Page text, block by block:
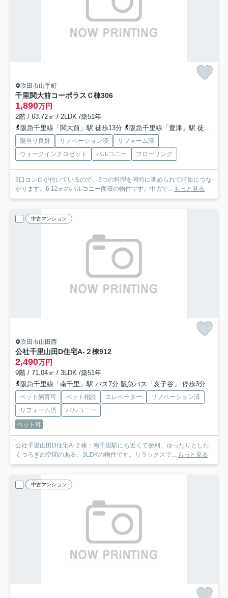
吹田市山手町
千里関大前コーポラスＣ棟306
1,890万円
2階 / 63.72㎡ / 2LDK /築51年
阪急千里線「関大前」駅 徒歩13分
阪急千里線「豊津」駅 徒歩15分
陽当り良好 リノベーション済
リフォーム済
ウォークインクロゼット
バルコニー フローリング
3口コンロが付いているので、3つの料理を同時に進められて時短につな
がります。6.12㎡のバルコニー面積の物件です。中古で... もっと見る
中古マンション
吹田市山田西
公社千里山田D住宅A-２棟912
2,490万円
9階 / 71.04㎡ / 3LDK /築51年
阪急千里線「南千里」駅 バス7分 阪急バス「亥子谷」 停歩3分
ペット飼育可 ペット相談 エレベーター
リノベーション済
リフォーム済
バルコニー
ペット可
公社千里山田D住宅A-２棟：南千里駅にも近くて便利。ゆったりとした
くつろぎの空間のある、3LDKの物件です。リラックスで... もっと見る
中古マンション